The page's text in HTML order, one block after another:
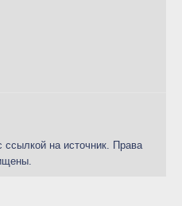
на источник. Права